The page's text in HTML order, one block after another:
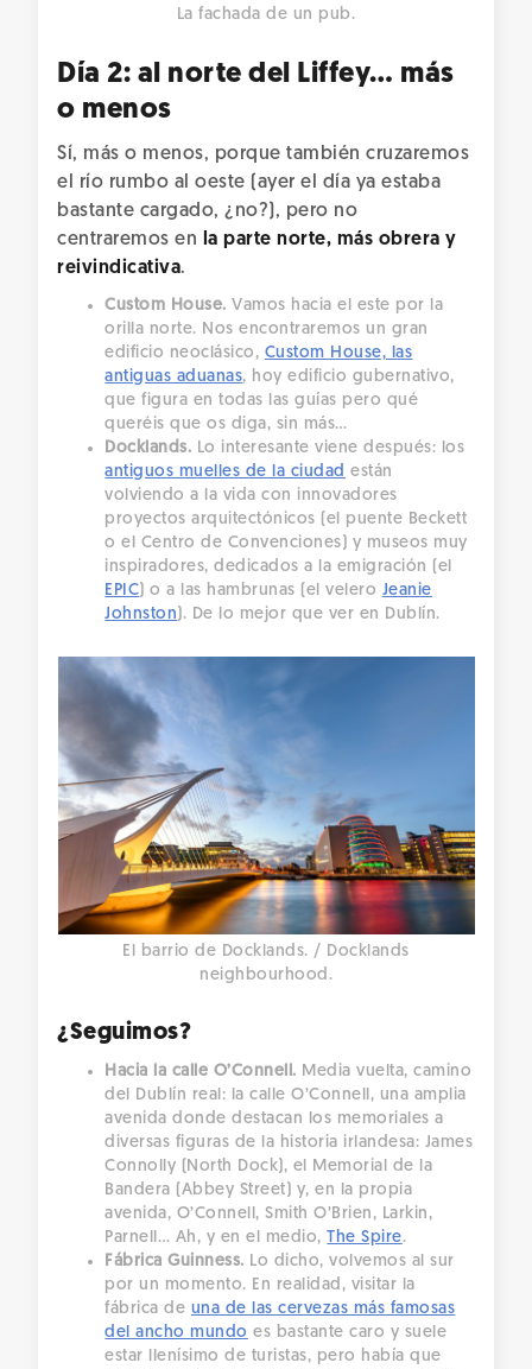
La fachada de un pub.
Día 2: al norte del Liffey… más
o menos
Sí, más o menos, porque también cruzaremos
el río rumbo al oeste (ayer el día ya estaba
bastante cargado, ¿no?), pero no
centraremos en la parte norte, más obrera y
reivindicativa.
Custom House. Vamos hacia el este por la
orilla norte. Nos encontraremos un gran
edificio neoclásico, Custom House, las
antiguas aduanas, hoy edificio gubernativo,
que figura en todas las guías pero qué
queréis que os diga, sin más…
Docklands. Lo interesante viene después: los
antiguos muelles de la ciudad están
volviendo a la vida con innovadores
proyectos arquitectónicos (el puente Beckett
o el Centro de Convenciones) y museos muy
inspiradores, dedicados a la emigración (el
EPIC) o a las hambrunas (el velero Jeanie
Johnston). De lo mejor que ver en Dublín.
El barrio de Docklands. / Docklands
neighbourhood.
¿Seguimos?
Hacia la calle O’Connell. Media vuelta, camino
del Dublín real: la calle O’Connell, una amplia
avenida donde destacan los memoriales a
diversas figuras de la historia irlandesa: James
Connolly (North Dock), el Memorial de la
Bandera (Abbey Street) y, en la propia
avenida, O’Connell, Smith O’Brien, Larkin,
Parnell… Ah, y en el medio,The Spire.
Fábrica Guinness. Lo dicho, volvemos al sur
por un momento. En realidad, visitar la
fábrica de una de las cervezas más famosas
del ancho mundo es bastante caro y suele
estar llenísimo de turistas, pero había que